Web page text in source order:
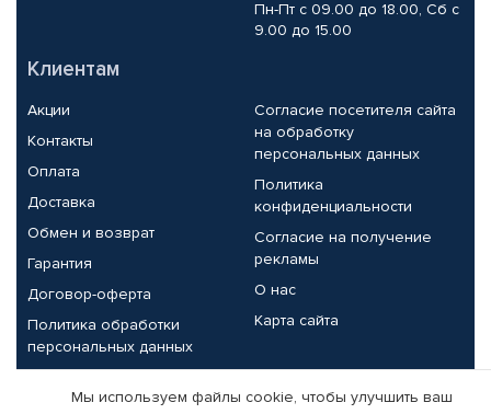
Пн-Пт с 09.00 до 18.00, Сб с
9.00 до 15.00
Клиентам
Акции
Контакты
Оплата
Доставка
Обмен и возврат
Гарантия
Договор-оферта
Политика обработки
персональных данных
Согласие посетителя сайта
на обработку
персональных данных
Политика
конфиденциальности
Согласие на получение
рекламы
О нас
Карта сайта
Партнерам
Мы используем файлы cookie, чтобы улучшить ваш